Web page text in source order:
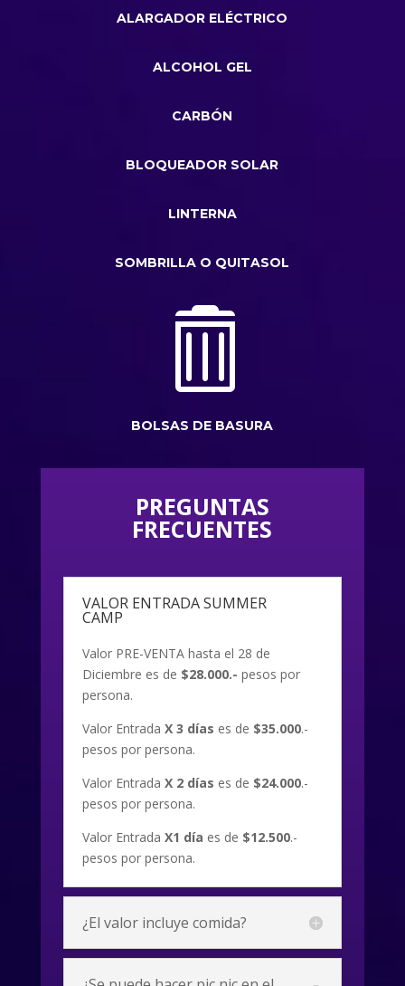
ALARGADOR ELÉCTRICO
ALCOHOL GEL
CARBÓN
BLOQUEADOR SOLAR
LINTERNA
SOMBRILLA O QUITASOL

BOLSAS DE BASURA
PREGUNTAS
FRECUENTES
VALOR ENTRADA SUMMER
CAMP
Valor PRE-VENTA hasta el 28 de
Diciembre es de $28.000.- pesos por
persona.
Valor Entrada X 3 días es de $35.000.-
pesos por persona.
Valor Entrada X 2 días es de $24.000.-
pesos por persona.
Valor Entrada X1 día es de $12.500.-
pesos por persona.
¿El valor incluye comida?